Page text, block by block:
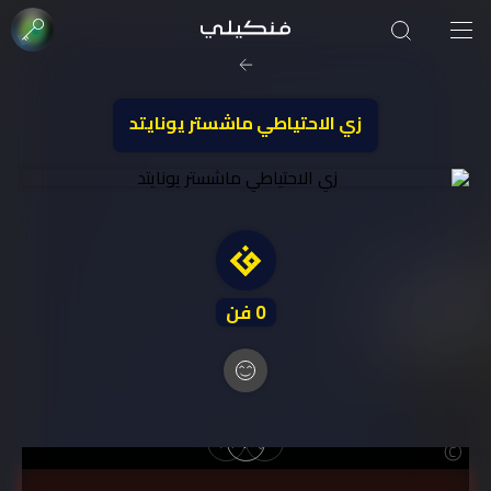
زي الاحتياطي ماشستر يونايتد
0فن
صورة الغلاف من فن
SOUFIANE Abid